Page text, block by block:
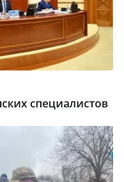
специалистов